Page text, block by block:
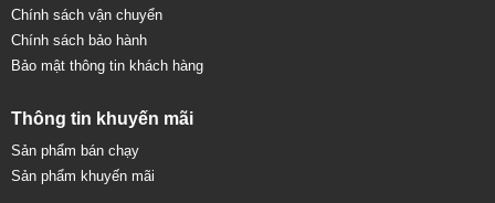
Chính sách vận chuyển
Chính sách bảo hành
Bảo mật thông tin khách hàng
Thông tin khuyến mãi
Sản phẩm bán chạy
Sản phẩm khuyến mãi